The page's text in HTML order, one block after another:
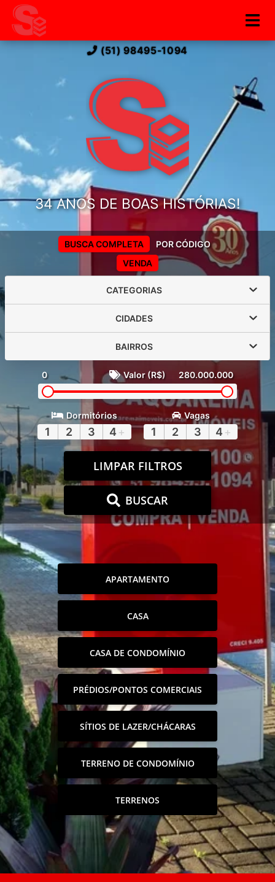
(51) 98495-1094
34 ANOS DE BOAS HISTÓRIAS!
VENDA
BUSCA COMPLETA POR CÓDIGO
CATEGORIAS
CIDADES
BAIRROS
0 Valor (R$) 280.000.000
Dormitórios
1 2 3 4 +
Vagas
1 2 3 4 +
LIMPAR FILTROS
BUSCAR
APARTAMENTO
CASA
CASA DE CONDOMÍNIO
PRÉDIOS/PONTOS COMERCIAIS
SÍTIOS DE LAZER/CHÁCARAS
TERRENO DE CONDOMÍNIO
TERRENOS